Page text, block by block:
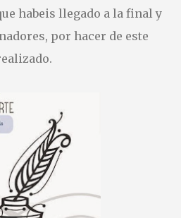
a participar! Cada historia
inspirar a muchos! Os dejamos
file/d/1sKZNfJQ-
view?usp=sharing
habeis llegado a la final y
por hacer de este